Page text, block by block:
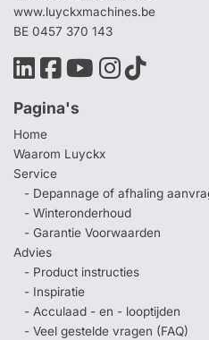
www.luyckxmachines.be
BE 0457 370 143
Pagina's
Home
Waarom Luyckx
Service
- Depannage of afhaling
- Winteronderhoud
- Garantie Voorwaarden
Advies
- Product instructies
- Inspiratie
- Acculaad - en - looptijden
- Veel gestelde vragen (FAQ)